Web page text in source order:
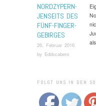
NORDZYPERN-
JENSEITS DES
FÜNF-FINGER-
GEBIRGES
26. Februar 2016
by Eddscabero
FOLGT UNS IN DEN